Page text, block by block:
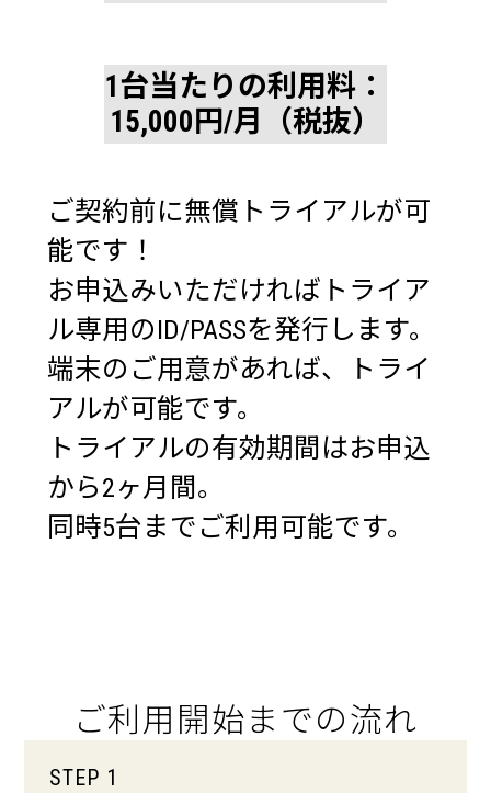
1台当たりの利用料：
15,000円/月（税抜）
ご契約前に無償トライアルが可
能です！
お申込みいただければトライア
ル専用のID/PASSを発行します。
端末のご用意があれば、トライ
アルが可能です。
トライアルの有効期間はお申込
から2ヶ月間。
同時5台までご利用可能です。
ご利用開始までの流れ
STEP 1